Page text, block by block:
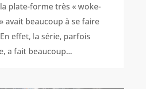
plate-forme très « woke-
avait beaucoup à se faire
effet, la série, parfois
a fait beaucoup...